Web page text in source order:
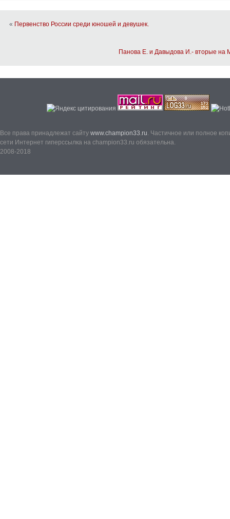
« Первенство России среди юношей и девушек.
Панова Е. и Давыдова И.- вторые на
Все права принадлежат сайту www.champion33.ru. Частичное или полное
сети Интернет гиперссылка на champion33.ru обязательна.
2008-2018